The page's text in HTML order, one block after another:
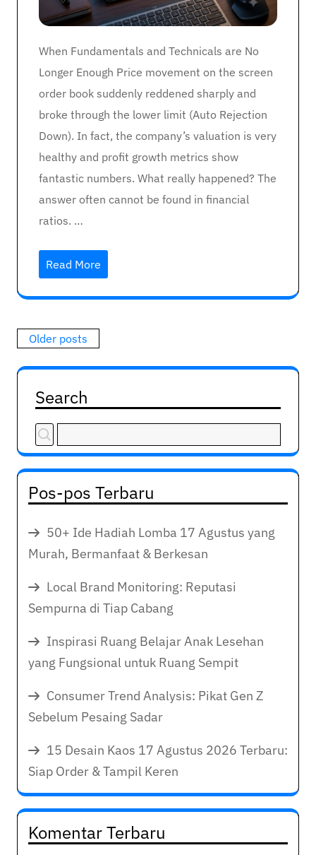
When Fundamentals and Technicals are No
Longer Enough Price movement on the screen
order book suddenly reddened sharply and
broke through the lower limit (Auto Rejection
Down). In fact, the company’s valuation is very
healthy and profit growth metrics show
fantastic numbers. What really happened? The
answer often cannot be found in financial
ratios. …
Read More
Posts
Older posts
Search
Pos-pos Terbaru
50+ Ide Hadiah Lomba 17 Agustus yang
Murah, Bermanfaat & Berkesan
Local Brand Monitoring: Reputasi
Sempurna di Tiap Cabang
Inspirasi Ruang Belajar Anak Lesehan
yang Fungsional untuk Ruang Sempit
Consumer Trend Analysis: Pikat Gen Z
Sebelum Pesaing Sadar
15 Desain Kaos 17 Agustus 2026 Terbaru:
Siap Order & Tampil Keren
Komentar Terbaru